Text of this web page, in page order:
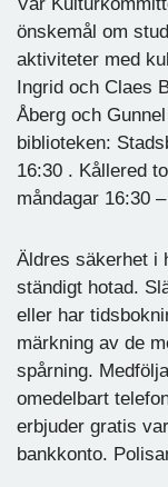
önskemål om
aktiviteter med
Ingrid och Claes
Åberg och
biblioteken:
16:30 . Kållered
måndagar 16:30
Äldres säkerhet i
ständigt hotad.
eller har
märkning av de
spårning.
omedelbart
erbjuder gratis
bankkonto.